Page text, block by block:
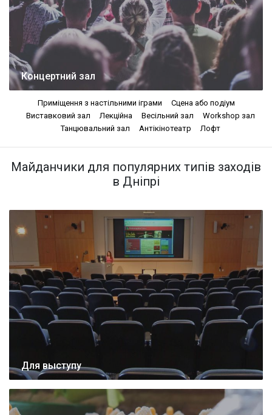
Концертний зал
Приміщення з настільними іграми
Сцена або подіум
Виставковий зал
Лекційна Весільний зал
Workshop зал
Танцювальний зал
Антікінотеатр Лофт
Майданчики для популярних типів заходів
в Дніпрі
Для выступу